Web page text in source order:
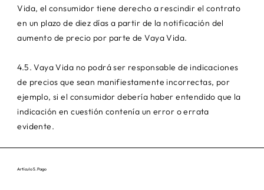
Vida, el consumidor tiene derecho a rescindir el contrato
en un plazo de diez días a partir de la notificación del
aumento de precio por parte de Vaya Vida.
4.5. Vaya Vida no podrá ser responsable de indicaciones
de precios que sean manifiestamente incorrectas, por
ejemplo, si el consumidor debería haber entendido que la
indicación en cuestión contenía un error o errata
evidente.
Artículo 5. Pago